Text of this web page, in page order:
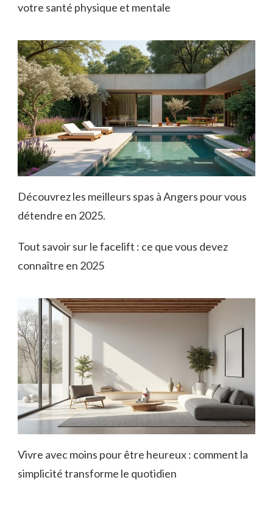
votre santé physique et mentale
Découvrez les meilleurs spas à Angers pour vous
détendre en 2025.
Tout savoir sur le facelift : ce que vous devez
connaître en 2025
Vivre avec moins pour être heureux : comment la
simplicité transforme le quotidien